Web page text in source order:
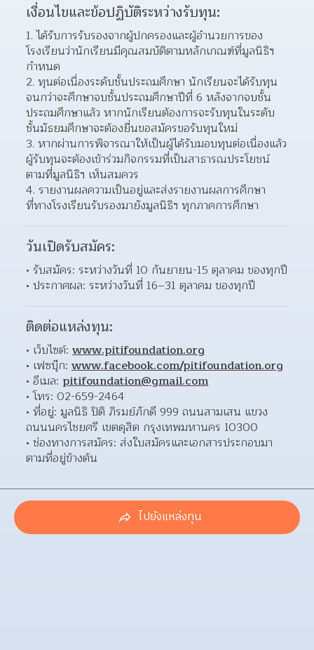
เงื่อนไขและข้อปฏิบัติระหว่างรับทุน:
1. ได้รับการรับรองจากผู้ปกครองและผู้อำนวยการของ
โรงเรียนว่านักเรียนมีคุณสมบัติตามหลักเกณฑ์ที่มูลนิธิฯ
กำหนด
2. ทุนต่อเนื่องระดับชั้นประถมศึกษา นักเรียนจะได้รับทุน
จนกว่าจะศึกษาจบชั้นประถมศึกษาปีที่ 6 หลังจากจบชั้น
ประถมศึกษาแล้ว หากนักเรียนต้องการจะรับทุนในระดับ
ชั้นมัธยมศึกษาจะต้องยื่นขอสมัครขอรับทุนใหม่
3. หากผ่านการพิจารณาให้เป็นผู้ได้รับมอบทุนต่อเนื่องแล้ว
ผู้รับทุนจะต้องเข้าร่วมกิจกรรมที่เป็นสาธารณประโยชน์
ตามที่มูลนิธิฯ เห็นสมควร
4. รายงานผลความเป็นอยู่และส่งรายงานผลการศึกษา
ที่ทางโรงเรียนรับรองมายังมูลนิธิฯ ทุกภาคการศึกษา
วันเปิดรับสมัคร:
ประกาศผล: ระหว่างวันที่ 16–31 ตุลาคม ของทุกปี
ติดต่อแหล่งทุน:
เว็บไซต์: www.pitifoundation.org
เฟซบุ๊ก: www.facebook.com/pitifoundation.org
อีเมล: pitifoundation@gmail.com
โทร: 02-659-2464
ที่อยู่: มูลนิธิ ปิติ ภิรมย์ภักดี 999 ถนนสามเสน แขวง
ถนนนครไชยศรี เขตดุสิต กรุงเทพมหานคร 10300
ช่องทางการสมัคร: ส่งใบสมัครและเอกสารประกอบมา
ตามที่อยู่ข้างต้น
ไปยังแหล่งทุน